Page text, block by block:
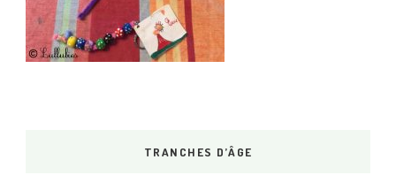
TRANCHES D’ÂGE